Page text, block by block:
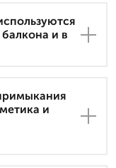
и в
и